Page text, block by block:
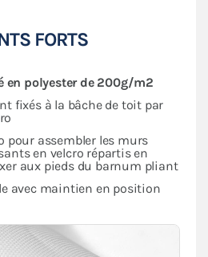
FORTS
en polyester de 200g/m2
fixés à la bâche de toit par
pour assembler les murs
en velcro répartis en
aux pieds du barnum pliant
avec maintien en position